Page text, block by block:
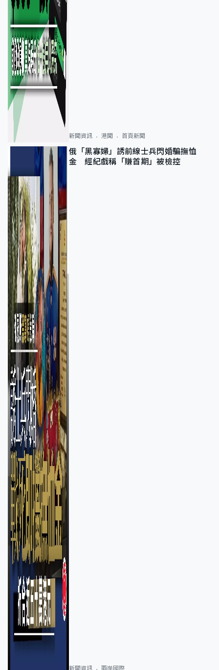
新聞資訊 港聞 首頁新聞
俄「黑寡婦」誘前線士兵閃婚騙撫恤
金 經紀戲稱「賺首期」被檢控
新聞資訊 兩岸國際